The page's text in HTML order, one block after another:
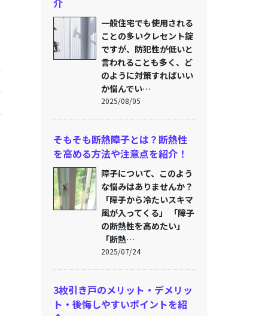
介
一般住宅でも使用される
ことの多いクレセント錠
ですが、防犯性が低いと
言われることも多く、ど
のように対策すればいい
か悩んでい…
2025/08/05
そもそも断熱障子とは？断熱性
を高める方法や注意点を紹介！
障子について、このよう
な悩みはありませんか？
「障子から冷たいスキマ
風が入ってくる」 「障子
の断熱性を高めたい」
「断熱…
2025/07/24
3枚引き戸のメリット・デメリッ
ト・後悔しやすいポイントを紹